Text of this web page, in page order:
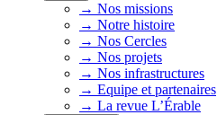
→ Nos missions
→ Notre histoire
→ Nos Cercles
→ Nos projets
→ Nos infrastructures
→ Equipe et partenaires
→ La revue L’Érable